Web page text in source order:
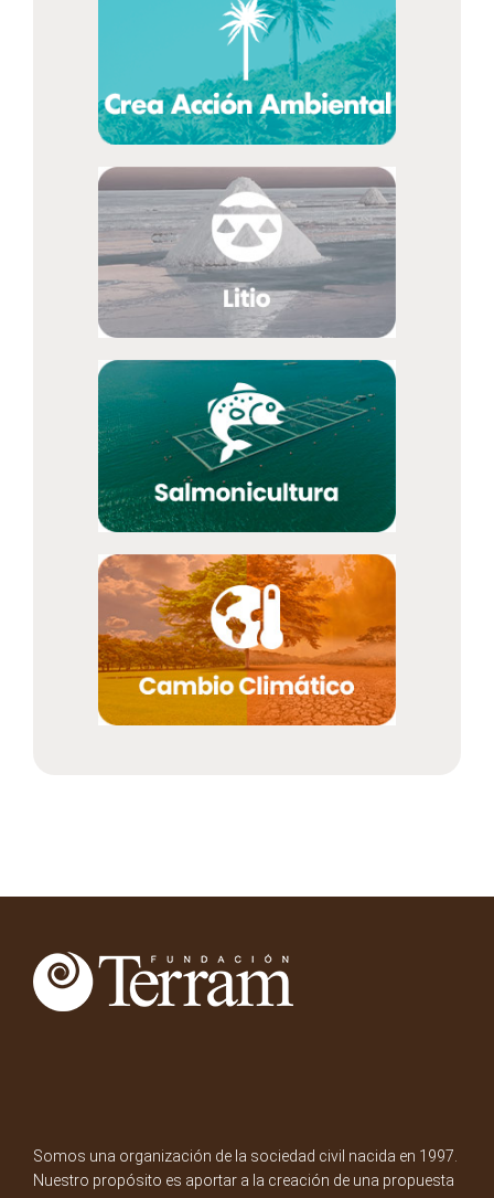
Somos una organización de la sociedad civil nacida en 1997.
Nuestro propósito es aportar a la creación de una propuesta